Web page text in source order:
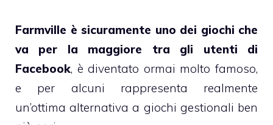
Farmville è sicuramente uno dei giochi che
va per la maggiore tra gli utenti di
Facebook, è diventato ormai molto famoso,
e per alcuni rappresenta realmente
un’ottima alternativa a giochi gestionali ben